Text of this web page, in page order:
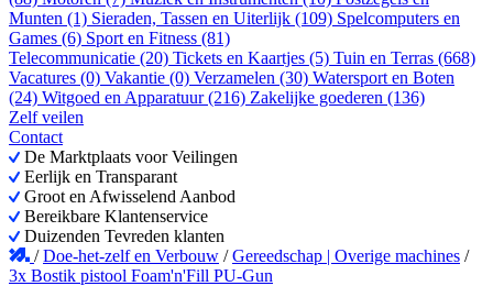
Munten (1) Sieraden, Tassen en Uiterlijk (109) Spelcomputers en
Games (6) Sport en Fitness (81)
Telecommunicatie (20) Tickets en Kaartjes (5) Tuin en Terras (668)
Vacatures (0) Vakantie (0) Verzamelen (30) Watersport en Boten
(24) Witgoed en Apparatuur (216) Zakelijke goederen (136)
Zelf veilen
Contact
De Marktplaats voor Veilingen
Eerlijk en Transparant
Groot en Afwisselend Aanbod
Bereikbare Klantenservice
Duizenden Tevreden klanten
/Doe-het-zelf en Verbouw /Gereedschap | Overige machines /
3x Bostik pistool Foam'n'Fill PU-Gun